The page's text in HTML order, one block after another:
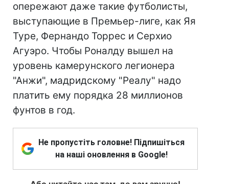
опережают даже такие футболисты,
выступающие в Премьер-лиге, как Яя
Туре, Фернандо Торрес и Серхио
Агуэро. Чтобы Роналду вышел на
уровень камерунского легионера
"Анжи", мадридскому "Реалу" надо
платить ему порядка 28 миллионов
фунтов в год.
Не пропустіть головне! Підпишіться
на наші оновлення в Google!